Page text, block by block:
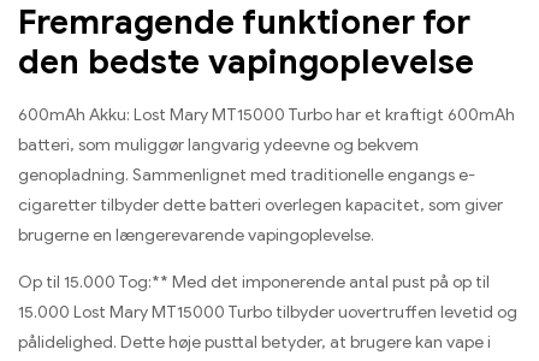
Fremragende funktioner for
den bedste vapingoplevelse
600mAh Akku: Lost Mary MT15000 Turbo har et kraftigt 600mAh
batteri, som muliggør langvarig ydeevne og bekvem
genopladning. Sammenlignet med traditionelle engangs e-
cigaretter tilbyder dette batteri overlegen kapacitet, som giver
brugerne en længerevarende vapingoplevelse.
Op til 15.000 Tog:** Med det imponerende antal pust på op til
15.000 Lost Mary MT15000 Turbo tilbyder uovertruffen levetid og
pålidelighed. Dette høje pusttal betyder, at brugere kan vape i